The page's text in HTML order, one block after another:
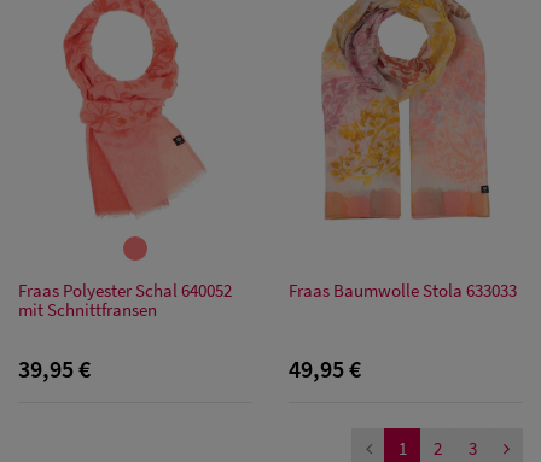
Sale:
Baseball
Caps
Sale: Army
Trucker
Fraas Polyester Schal 640052
mit Schnittfransen
39,95 €
Fraas Baumwolle Stola 633033
49,95 €
1 2 3